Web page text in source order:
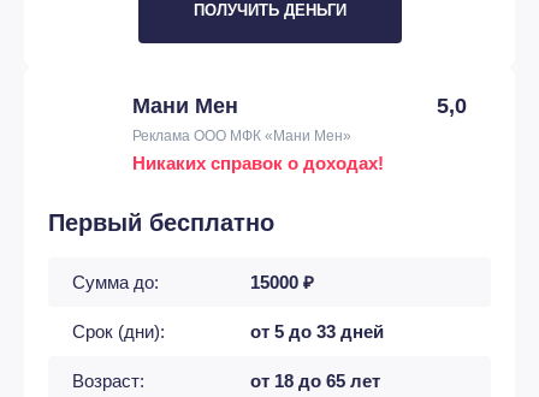
ПОЛУЧИТЬ ДЕНЬГИ
Мани Мен 5,0
Реклама ООО МФК «Мани Мен»
Никаких справок о доходах!
Первый бесплатно
Сумма до: 15000 ₽
Срок (дни): от 5 до 33 дней
Возраст: от 18 до 65 лет